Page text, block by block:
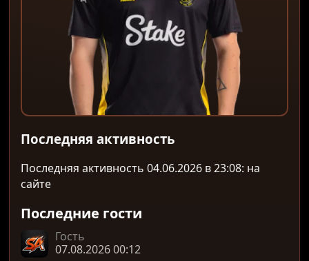
Последняя активность
Последняя активность 04.06.2026 в 23:08: на
сайте
Последние гости
Гость
07.08.2026 00:12